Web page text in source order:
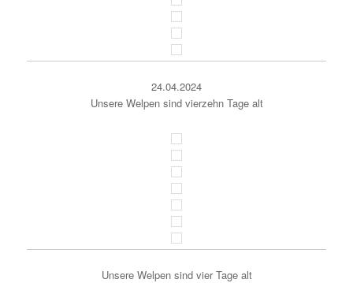
24.04.2024
Unsere Welpen sind vierzehn Tage alt
Unsere Welpen sind vier Tage alt